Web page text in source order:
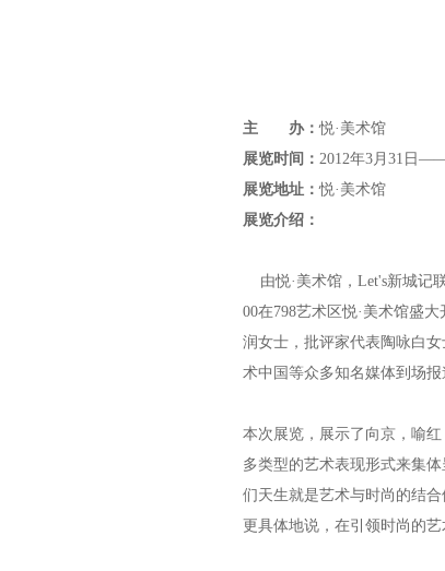
主 办：悦·美术馆
展览时间： 2012年3月31日
展览地址：悦·美术馆
展览介绍：
由悦·美术馆，Let's新城记
00在798艺术区悦·美术馆盛
润女士，批评家代表陶咏白
术中国等众多知名媒体到场报
本次展览，展示了向京，喻
多类型的艺术表现形式来集
们天生就是艺术与时尚的结
更具体地说，在引领时尚的艺